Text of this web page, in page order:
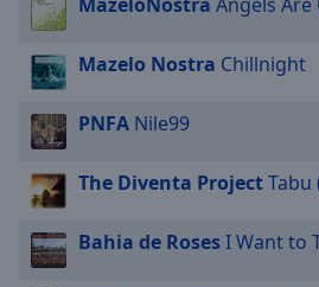
Mazelo Nostra Chillnight
PNFA Nile99
The Diventa ProjectTabu
Bahia de RosesI Want to